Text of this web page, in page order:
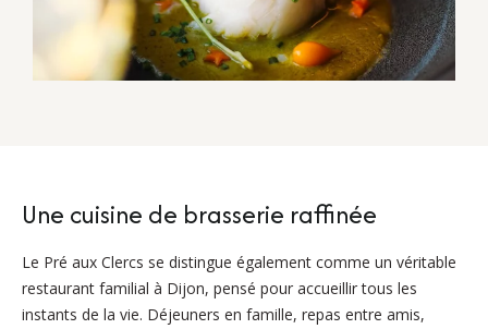
Une cuisine de brasserie raffinée
Le Pré aux Clercs se distingue également comme un véritable
restaurant familial à Dijon, pensé pour accueillir tous les
instants de la vie. Déjeuners en famille, repas entre amis,